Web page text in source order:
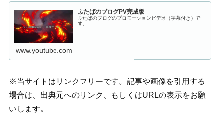
ふたばのブログPV完成版
ふたばのブログのプロモーションビデオ（字幕付き）で
す。
www.youtube.com
※当サイトはリンクフリーです。記事や画像を引用する
場合は、出典元へのリンク、もしくはURLの表示をお願
いします。